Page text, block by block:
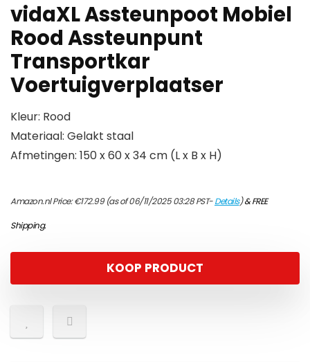
vidaXL Assteunpoot Mobiel
Rood Assteunpunt
Transportkar
Voertuigverplaatser
Kleur: Rood
Materiaal: Gelakt staal
Afmetingen: 150 x 60 x 34 cm (L x B x H)
Amazon.nl Price:€172.99(as of 06/11/2025 03:28 PST-Details)&FREE
Shipping.
KOOP PRODUCT